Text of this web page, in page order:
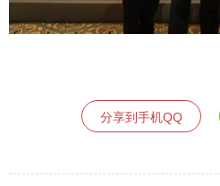
分享到手机QQ